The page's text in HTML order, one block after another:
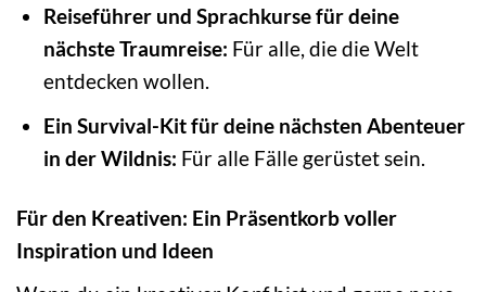
Reiseführer und Sprachkurse für deine
nächste Traumreise: Für alle, die die Welt
entdecken wollen.
Ein Survival-Kit für deine nächsten Abenteuer
in der Wildnis: Für alle Fälle gerüstet sein.
Für den Kreativen: Ein Präsentkorb voller
Inspiration und Ideen